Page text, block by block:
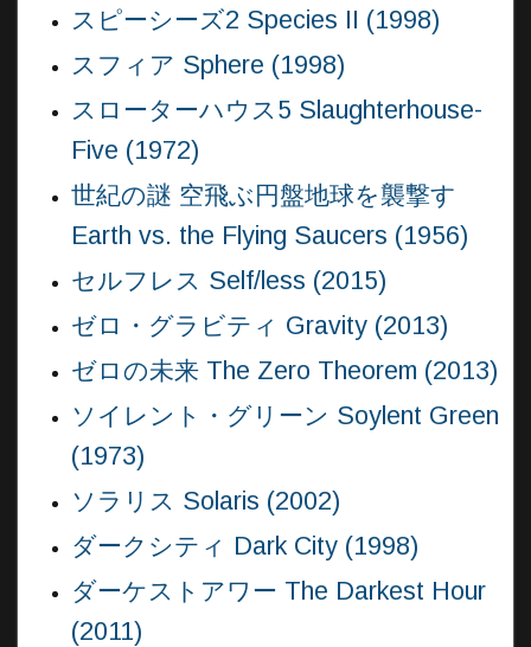
スピーシーズ2 Species II (1998)
スフィア Sphere (1998)
スローターハウス5 Slaughterhouse-
Five (1972)
世紀の謎 空飛ぶ円盤地球を襲撃す
Earth vs. the Flying Saucers (1956)
セルフレス Self/less (2015)
ゼロ・グラビティ Gravity (2013)
ゼロの未来 The Zero Theorem (2013)
ソイレント・グリーン Soylent Green
(1973)
ソラリス Solaris (2002)
ダークシティ Dark City (1998)
ダーケストアワー The Darkest Hour
(2011)